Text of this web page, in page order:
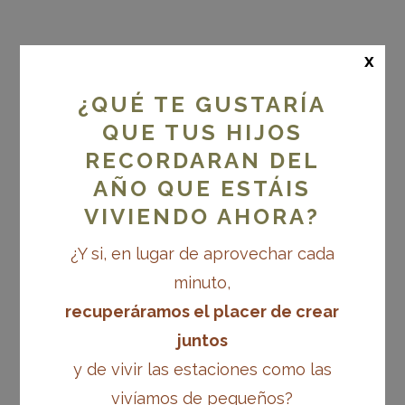
SONITUS
Una propuesta viva
para acompañar el
aprendizaje de la
escriptolectura en
¿QUÉ TE GUSTARÍA
QUE TUS HIJOS
RECORDARAN DEL
AÑO QUE ESTÁIS
VIVIENDO AHORA?
¿Y si, en lugar de aprovechar cada
minuto,
recuperáramos el placer de crear
juntos
y de vivir las estaciones como las
vivíamos de pequeños?
x